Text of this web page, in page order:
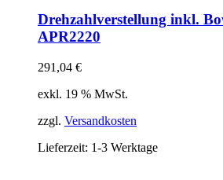
Drehzahlverstellung inkl.
APR2220
291,04 €
exkl. 19 % MwSt.
zzgl. Versandkosten
Lieferzeit: 1-3 Werktage